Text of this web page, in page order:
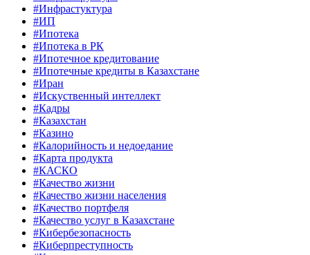
#Инфрастуктура
#ИП
#Ипотека
#Ипотека в РК
#Ипотечное кредитование
#Ипотечные кредиты в Казахстане
#Иран
#Искуственный интеллект
#Кадры
#Казахстан
#Казино
#Калорийность и недоедание
#Карта продукта
#КАСКО
#Качество жизни
#Качество жизни населения
#Качество портфеля
#Качество услуг в Казахстане
#Кибербезопасность
#Киберпреступность